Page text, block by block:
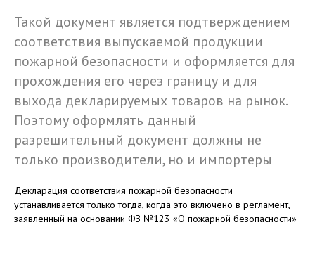
Такой документ является подтверждением
соответствия выпускаемой продукции
пожарной безопасности и оформляется для
прохождения его через границу и для
выхода декларируемых товаров на рынок.
Поэтому оформлять данный
разрешительный документ должны не
только производители, но и импортеры
Декларация соответствия пожарной безопасности
устанавливается только тогда, когда это включено в регламент,
заявленный на основании ФЗ №123 «О пожарной безопасности»